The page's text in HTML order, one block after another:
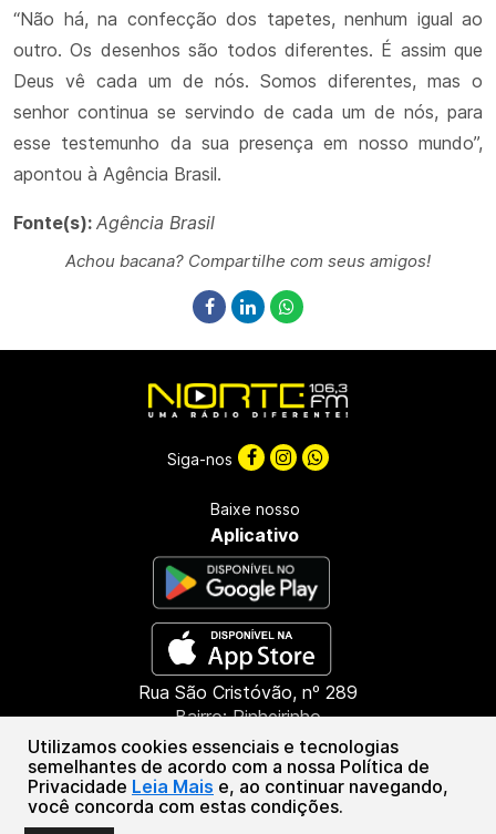
“Não há, na confecção dos tapetes, nenhum igual ao
outro. Os desenhos são todos diferentes. É assim que
Deus vê cada um de nós. Somos diferentes, mas o
senhor continua se servindo de cada um de nós, para
esse testemunho da sua presença em nosso mundo”,
apontou à Agência Brasil.
Fonte(s): Agência Brasil
Achou bacana? Compartilhe com seus amigos!
Utilizamos cookies essenciais e tecnologias
semelhantes de acordo com a nossa Política de
Privacidade Leia Mais e, ao continuar navegando,
você concorda com estas condições.
Rua São Cristóvão, nº 289
Bairro: Pinheirinho
CEP: 85603-660
Francisco Beltrão - PR
(46) 3151-1388
Siga-nos
Baixe nosso
Aplicativo